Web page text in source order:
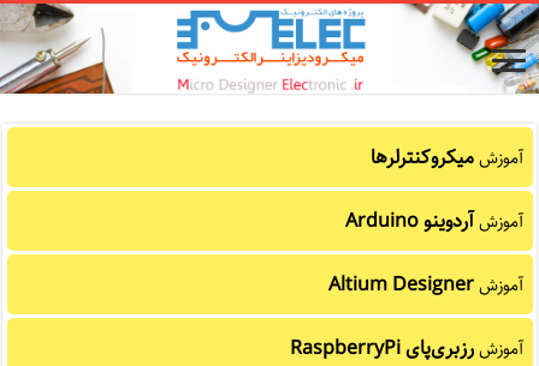
آموزشمیکروکنترلرها
آموزشآردوینو Arduino
آموزشAltium Designer
آموزشرزبری‌پای RaspberryPi